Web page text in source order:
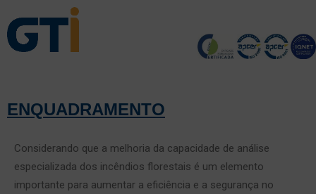
ENQUADRAMENTO
Considerando que a melhoria da capacidade de análise
especializada dos incêndios florestais é um elemento
importante para aumentar a eficiência e a segurança no